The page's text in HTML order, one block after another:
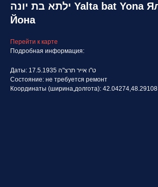
ילתא בת יונה Yalta bat Yona Ялта бат
Йона
Перейти к карте
Подробная информация:
Даты: 17.5.1935 ט"ו אייר תרצ"ה
Состояние: не требуется ремонт
Координаты (ширина,долгота): 42.04274,48.29108